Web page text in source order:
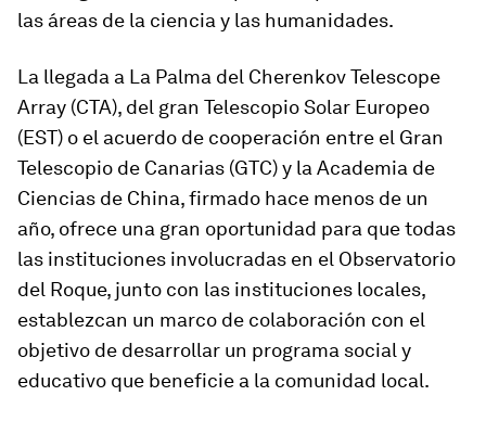
las áreas de la ciencia y las humanidades.
La llegada a La Palma del CherenkovTelescope
Array (CTA), del gran Telescopio Solar Europeo
(EST) o el acuerdo de cooperación entre el Gran
Telescopio de Canarias (GTC) y la Academia de
Ciencias de China, firmado hace menos de un
año, ofrece una gran oportunidad para que todas
las instituciones involucradas en el Observatorio
del Roque, junto con las instituciones locales,
establezcan un marco de colaboración con el
objetivo de desarrollar un programa social y
educativo que beneficie a la comunidad local.